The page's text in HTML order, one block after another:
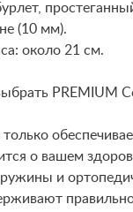
(10 мм).
около 21 см.
PREMIUM
о вашем
и